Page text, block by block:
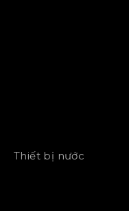
Thiết bị nước